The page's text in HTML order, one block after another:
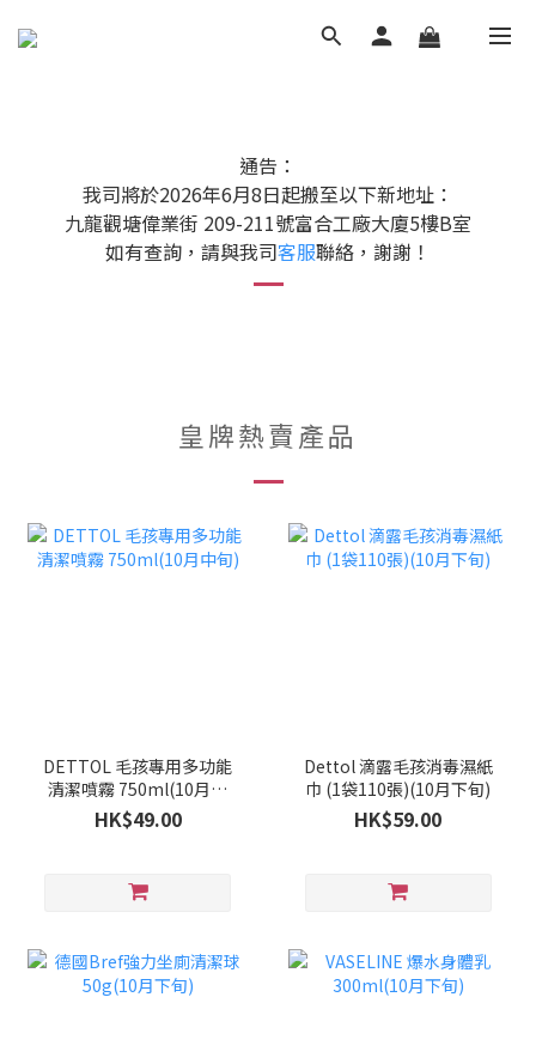
通告：
我司將於2026年6月8日起搬至以下新地址：
九龍觀塘偉業街 209-211號富合工廠大廈5樓B室
如有查詢，請與我司客服聯絡，謝謝！
皇牌熱賣產品
DETTOL 毛孩專用多功能
清潔噴霧 750ml(10月中
旬)
HK$49.00
Dettol 滴露毛孩消毒濕紙
巾 (1袋110張)(10月下旬)
HK$59.00